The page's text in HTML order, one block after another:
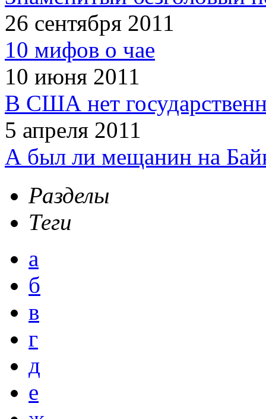
26 сентября 2011
10 мифов о чае
10 июня 2011
В США нет
5 апреля 2011
А был ли мещанин на
Разделы
Теги
а
б
в
г
д
е